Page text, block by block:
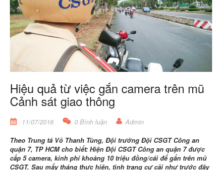
Hiệu quả từ việc gắn camera trên mũ
Cảnh sát giao thông
11/07/2016 0 Bình luận
Admin
Theo Trung tá Võ Thanh Tùng, Đội trưởng Đội CSGT Công an
quận 7, TP HCM cho biết: Hiện Đội CSGT Công an quận 7 được
cấp 5 camera, kinh phí khoảng 10 triệu đồng/cái để gắn trên mũ
CSGT. Sau mấy tháng thực hiện, tình trạng cự cãi như trước đây